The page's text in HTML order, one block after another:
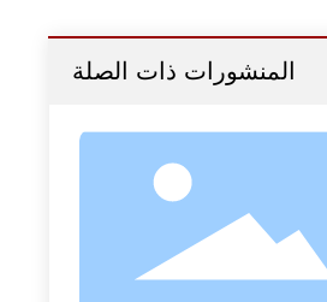
المنشورات ذات الصلة